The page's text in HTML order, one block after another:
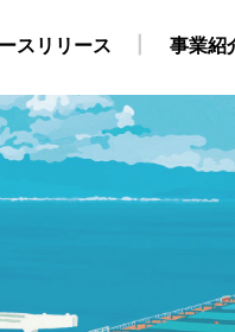
スリリース 事業紹
ス
ループのサステナビリティ
データブック
ESGデ
船員教育機関学生・自社